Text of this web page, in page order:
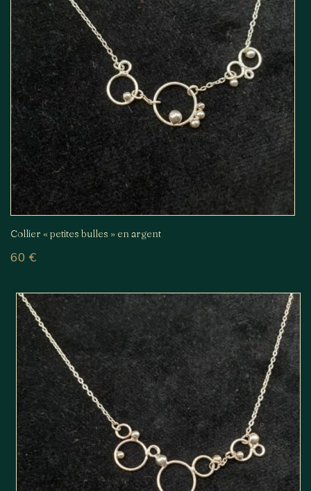
Collier « petites bulles » en argent
60 €